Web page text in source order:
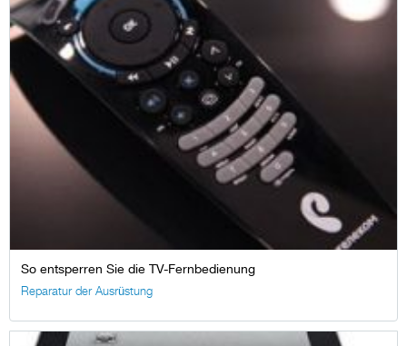
So entsperren Sie die TV-Fernbedienung
Reparatur der Ausrüstung